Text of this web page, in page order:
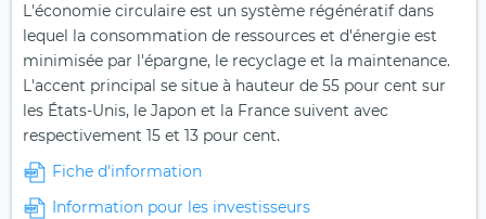
L'économie circulaire est un système régénératif dans
lequel la consommation de ressources et d'énergie est
minimisée par l'épargne, le recyclage et la maintenance.
L'accent principal se situe à hauteur de 55 pour cent sur
les États-Unis, le Japon et la France suivent avec
respectivement 15 et 13 pour cent.
Fiche d'information
Information pour les investisseurs